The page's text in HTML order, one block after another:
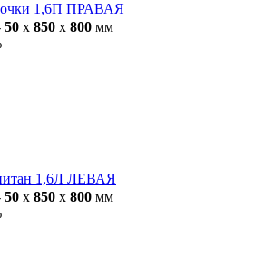
1,6П ПРАВАЯ
50 x 850 x 800 мм
1,6Л ЛЕВАЯ
50 x 850 x 800 мм